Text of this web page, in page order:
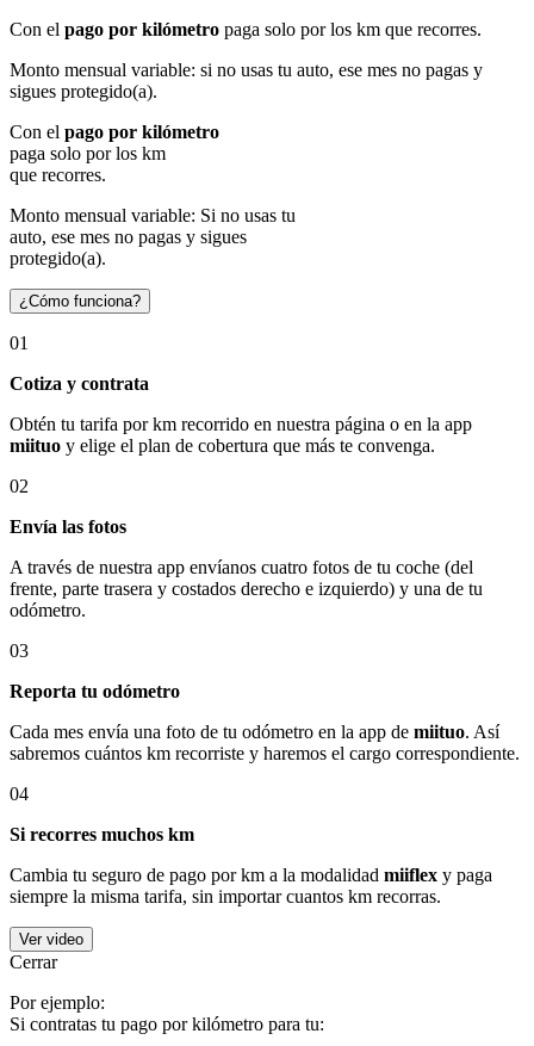
Con el pago por kilómetro paga solo por los km que recorres.
Monto mensual variable: si no usas tu auto, ese mes no pagas y
sigues protegido(a).
Con el pago por kilómetro
paga solo por los km
que recorres.
Monto mensual variable: Si no usas tu
auto, ese mes no pagas y sigues
protegido(a).
¿Cómo funciona?
01
Cotiza y contrata
Obtén tu tarifa por km recorrido en nuestra página o en la app
miituo y elige el plan de cobertura que más te convenga.
02
Envía las fotos
A través de nuestra app envíanos cuatro fotos de tu coche (del
frente, parte trasera y costados derecho e izquierdo) y una de tu
odómetro.
03
Reporta tu odómetro
Cada mes envía una foto de tu odómetro en la app de miituo. Así
sabremos cuántos km recorriste y haremos el cargo correspondiente.
04
Si recorres muchos km
Cambia tu seguro de pago por km a la modalidad miiflex y paga
siempre la misma tarifa, sin importar cuantos km recorras.
Ver video
Cerrar
Por ejemplo:
Si contratas tu pago por kilómetro para tu: